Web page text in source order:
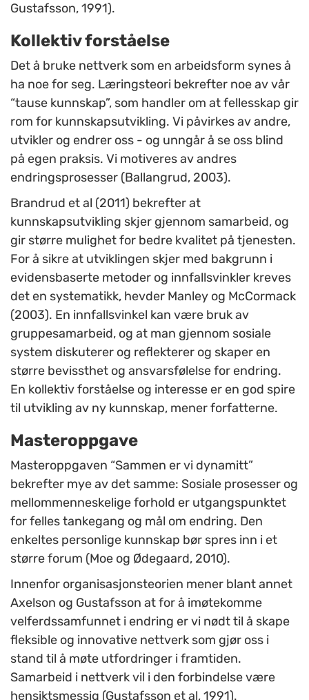
Gustafsson, 1991).
Kollektiv forståelse
Det å bruke nettverk som en arbeidsform synes å
ha noe for seg. Læringsteori bekrefter noe av vår
“tause kunnskap”, som handler om at fellesskap gir
rom for kunnskapsutvikling. Vi påvirkes av andre,
utvikler og endrer oss - og unngår å se oss blind
på egen praksis. Vi motiveres av andres
endringsprosesser (Ballangrud, 2003).
Brandrud et al (2011) bekrefter at
kunnskapsutvikling skjer gjennom samarbeid, og
gir større mulighet for bedre kvalitet på tjenesten.
For å sikre at utviklingen skjer med bakgrunn i
evidensbaserte metoder og innfallsvinkler kreves
det en systematikk, hevder Manley og McCormack
(2003). En innfallsvinkel kan være bruk av
gruppesamarbeid, og at man gjennom sosiale
system diskuterer og reflekterer og skaper en
større bevissthet og ansvarsfølelse for endring.
En kollektiv forståelse og interesse er en god spire
til utvikling av ny kunnskap, mener forfatterne.
Masteroppgave
Masteroppgaven “Sammen er vi dynamitt”
bekrefter mye av det samme: Sosiale prosesser og
mellommenneskelige forhold er utgangspunktet
for felles tankegang og mål om endring. Den
enkeltes personlige kunnskap bør spres inn i et
større forum (Moe og Ødegaard, 2010).
Innenfor organisasjonsteorien mener blant annet
Axelson og Gustafsson at for å imøtekomme
velferdssamfunnet i endring er vi nødt til å skape
fleksible og innovative nettverk som gjør oss i
stand til å møte utfordringer i framtiden.
Samarbeid i nettverk vil i den forbindelse være
hensiktsmessig (Gustafsson et al, 1991).